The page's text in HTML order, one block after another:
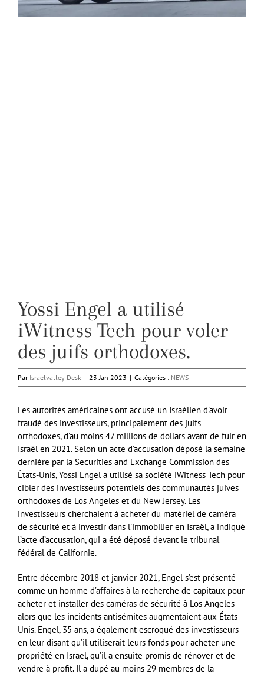
Yossi Engel a utilisé
iWitness Tech pour voler
des juifs orthodoxes.
Par Israelvalley Desk | 23 Jan 2023 | Catégories : NEWS
Les autorités américaines ont accusé un Israélien d’avoir
fraudé des investisseurs, principalement des juifs
orthodoxes, d’au moins 47 millions de dollars avant de fuir en
Israël en 2021. Selon un acte d’accusation déposé la semaine
dernière par la Securities and Exchange Commission des
États-Unis, Yossi Engel a utilisé sa société iWitness Tech pour
cibler des investisseurs potentiels des communautés juives
orthodoxes de Los Angeles et du New Jersey. Les
investisseurs cherchaient à acheter du matériel de caméra
de sécurité et à investir dans l’immobilier en Israël, a indiqué
l’acte d’accusation, qui a été déposé devant le tribunal
fédéral de Californie.
Entre décembre 2018 et janvier 2021, Engel s’est présenté
comme un homme d’affaires à la recherche de capitaux pour
acheter et installer des caméras de sécurité à Los Angeles
alors que les incidents antisémites augmentaient aux États-
Unis. Engel, 35 ans, a également escroqué des investisseurs
en leur disant qu’il utiliserait leurs fonds pour acheter une
propriété en Israël, qu’il a ensuite promis de rénover et de
vendre à profit. Il a dupé au moins 29 membres de la